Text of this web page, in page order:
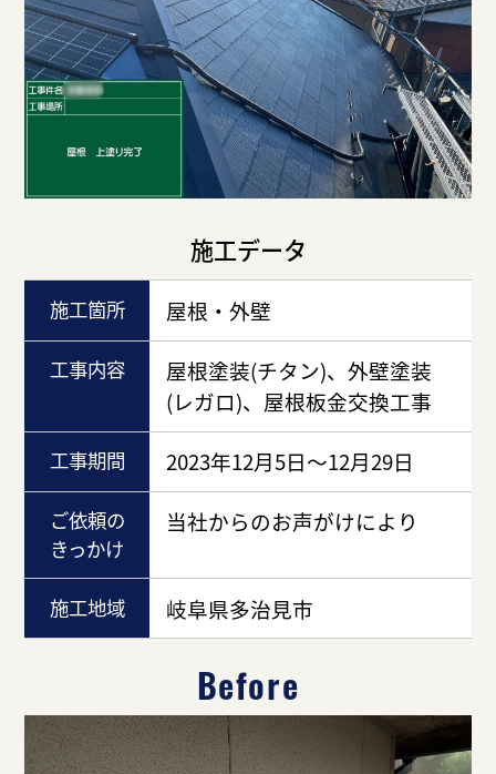
施工データ
施工箇所 屋根・外壁
工事内容
屋根塗装(チタン)、外壁塗装
(レガロ)、屋根板金交換工事
工事期間 2023年12月5日～12月29日
ご依頼の
きっかけ
当社からのお声がけにより
施工地域 岐阜県多治見市
Before